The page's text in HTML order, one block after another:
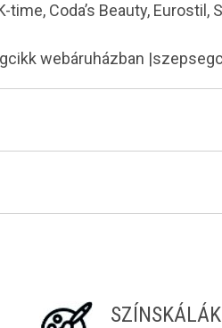
Coda’s Beauty,
webáruházban
SZÍNSKÁLÁK